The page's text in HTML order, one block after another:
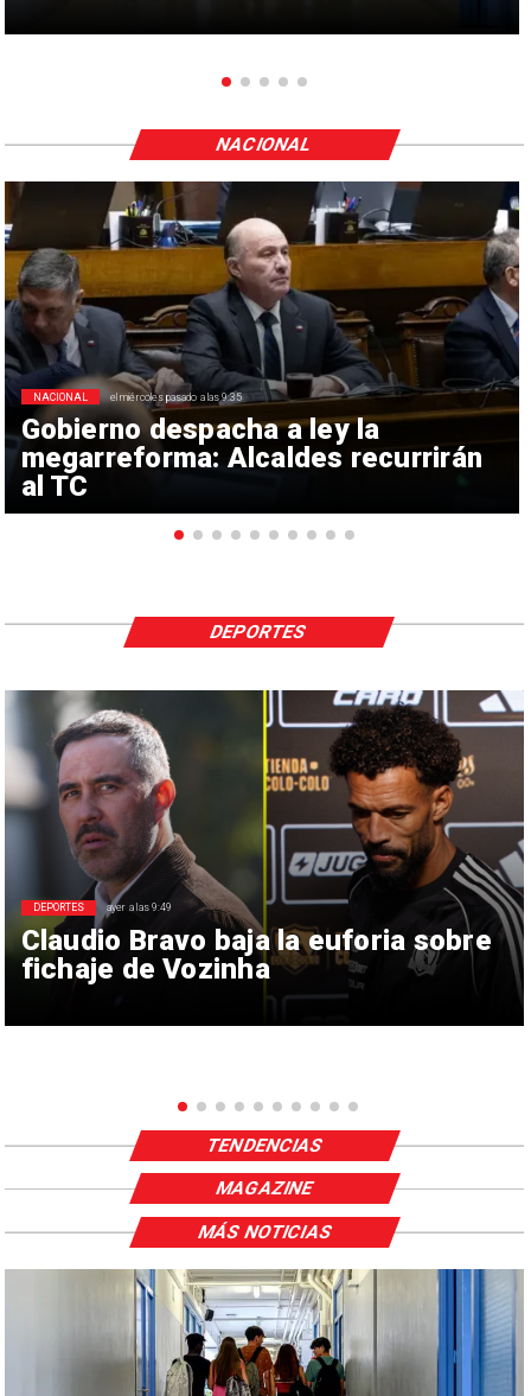
Gobierno despacha a ley la
megarreforma: Alcaldes recurrirán
al TC
NACIONAL el miércoles pasado a las 9:35
NACIONAL
Claudio Bravo baja la euforia sobre
fichaje de Vozinha
DEPORTES ayer a las 9:49
DEPORTES
TENDENCIAS
MAGAZINE
MÁS NOTICIAS